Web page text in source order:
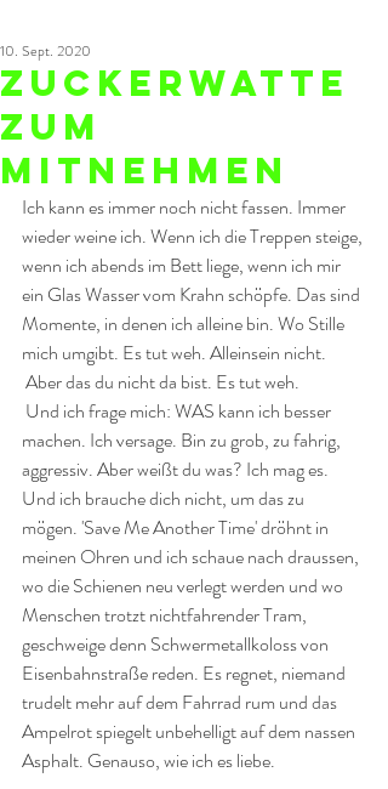
Zuckerwatte
zum
Mitnehmen
10. Sept. 2020
Ich kann es immer noch nicht fassen. Immer
wieder weine ich. Wenn ich die Treppen steige,
wenn ich abends im Bett liege, wenn ich mir
ein Glas Wasser vom Krahn schöpfe. Das sind
Momente, in denen ich alleine bin. Wo Stille
mich umgibt. Es tut weh. Alleinsein nicht.
Aber das du nicht da bist. Es tut weh.
machen. Ich versage. Bin zu grob, zu fahrig,
aggressiv. Aber weißt du was? Ich mag es.
Und ich brauche dich nicht, um das zu
mögen. 'Save Me Another Time' dröhnt in
meinen Ohren und ich schaue nach draussen,
wo die Schienen neu verlegt werden und wo
Menschen trotzt nichtfahrender Tram,
geschweige denn Schwermetallkoloss von
Eisenbahnstraße reden. Es regnet, niemand
trudelt mehr auf dem Fahrrad rum und das
Ampelrot spiegelt unbehelligt auf dem nassen
Asphalt. Genauso, wie ich es liebe.